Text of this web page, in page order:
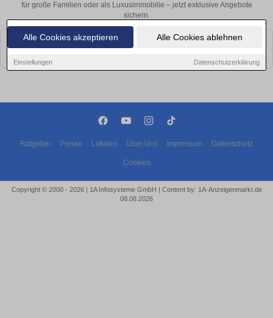
Alle Cookies akzeptieren Alle Cookies ablehnen
Einstellungen Datenschutzerklärung
für große Familien oder als Luxusimmobilie – jetzt exklusive Angebote
sichern.
Leider konnten wir derzeit keine passenden Objekte finden. Schauen Sie
Ratgeber Presse Lokales Über Uns Impressum Datenschutz
Cookies
Copyright © 2000 - 2026 | 1A Infosysteme GmbH | Content by: 1A-Anzeigenmarkt.de
08.08.2026